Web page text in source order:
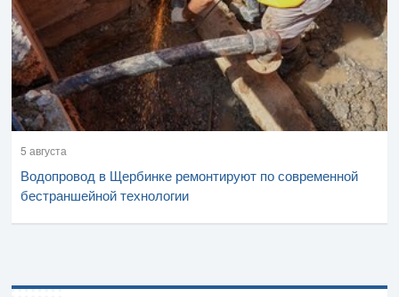
5 августа
Водопровод в Щербинке ремонтируют по современной
бестраншейной технологии